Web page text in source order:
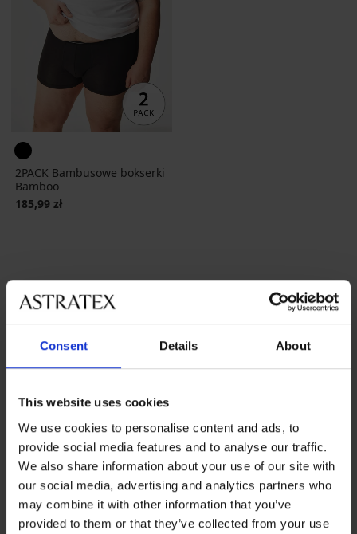
Consent Details About
This website uses cookies
We use cookies to personalise content and ads, to
provide social media features and to analyse our traffic.
We also share information about your use of our site with
our social media, advertising and analytics partners who
may combine it with other information that you’ve
provided to them or that they’ve collected from your use
2PACK Bambusowe bokserki
Bamboo
185,99 zł
czarny
niebieski wielobarwny szary
Najczęściej wybierane rozmiary
XL M XXL